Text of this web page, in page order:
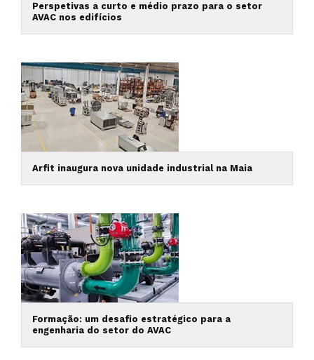
Perspetivas a curto e médio prazo para o setor
AVAC nos edifícios
Arfit inaugura nova unidade industrial na Maia
Formação: um desafio estratégico para a
engenharia do setor do AVAC